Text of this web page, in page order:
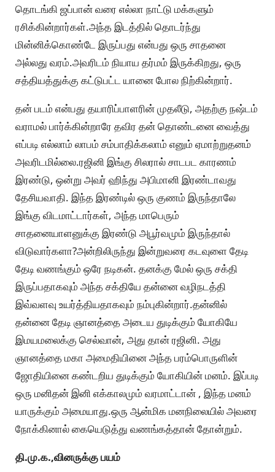
தொடங்கி ஜப்பான் வரை எல்லா நாட்டு மக்களும்
ரசிக்கின்றார்கள்.அந்த இடத்தில் தொடர்ந்து
மின்னிக்கொண்டே இருப்பது என்பது ஒரு சாதனை
அல்லது வரம்.அவரிடம் நியாய தர்மம் இருக்கிறது, ஒரு
சத்தியத்துக்கு கட்டுபட்ட யானை போல நிற்கின்றார்.
தன் படம் என்பது தயாரிப்பாளரின் முதலீடு, அதற்கு நஷ்டம்
வராமல் பார்க்கின்றாரே தவிர தன் தொண்டனை வைத்து
எப்படி எல்லாம் லாபம் சம்பாதிக்கலாம் எனும் ஏமாற்றுதனம்
அவரிடமில்லை.ரஜினி இங்கு சிலரால் சாடபட காரணம்
இரண்டு, ஒன்று அவர் ஹிந்து அபிமானி இரண்டாவது
தேசியவாதி. இந்த இரண்டில் ஒரு குணம் இருந்தாலே
இங்கு விடமாட்டார்கள், அந்த மாபெரும்
சாதனையாளனுக்கு இரண்டு அபூர்வமும் இருந்தால்
விடுவார்களா?அன்றிலிருந்து இன்றுவரை கடவுளை தேடி
தேடி வணங்கும் ஒரே நடிகன். தனக்கு மேல் ஒரு சக்தி
இருப்பதாகவும் அந்த சக்தியே தன்னை வழிநடத்தி
இவ்வளவு உயர்த்தியதாகவும் நம்புகின்றார்.தன்னில்
தன்னை தேடி ஞானத்தை அடைய துடிக்கும் யோகியே
இமயமலைக்கு செல்வான், அது தான் ரஜினி. அது
ஞானத்தை மகா அமைதியினை அந்த பரம்பொருளின்
ஜோதியினை கண்டறிய துடிக்கும் யோகியின் மனம். இப்படி
ஒரு மனிதன் இனி எக்காலமும் வரமாட்டான் , இந்த மனம்
யாருக்கும் அமையாது.ஒரு ஆன்மிக மனநிலையில் அவரை
நோக்கினால் கையெடுத்து வணங்கத்தான் தோன்றும்.
தி.மு.க.,வினருக்கு பயம்